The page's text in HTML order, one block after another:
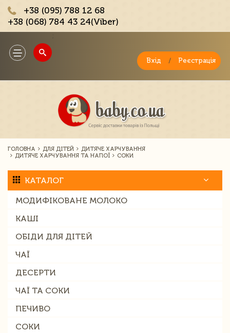
+38 (095) 788 12 68
+38 (068) 784 43 24(Viber)
Toggle
navigation
Вхід / Реєстрація
ГОЛОВНА ДЛЯ ДІТЕЙ
ДИТЯЧЕ ХАРЧУВАННЯ
ДИТЯЧЕ ХАРЧУВАННЯ ТА НАПОЇ
СОКИ
КАТАЛОГ
МОДИФІКОВАНЕ МОЛОКО
КАШІ
ОБІДИ ДЛЯ ДІТЕЙ
ЧАЇ
ДЕСЕРТИ
ЧАЇ ТА СОКИ
ПЕЧИВО
СОКИ